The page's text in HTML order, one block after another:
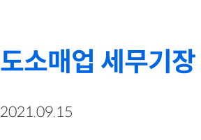
도소매업 세무기장
2021.09.15